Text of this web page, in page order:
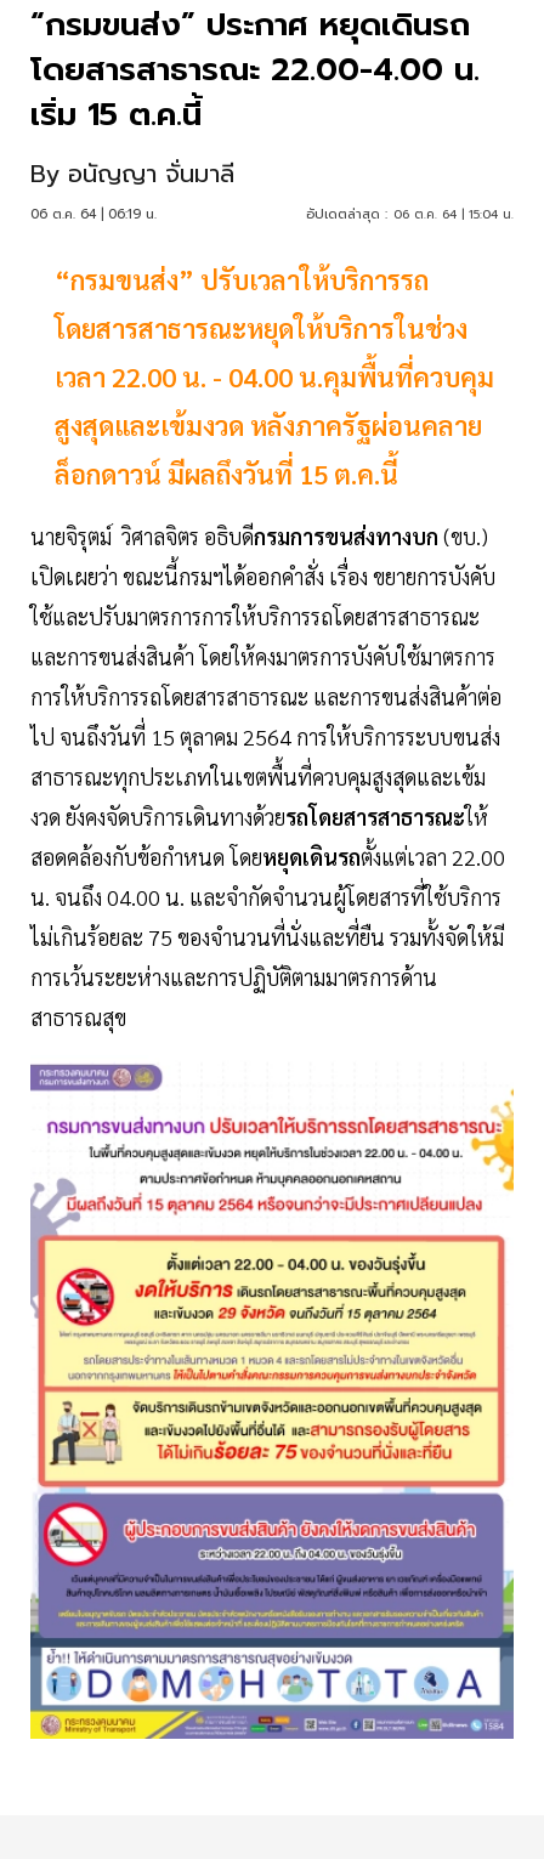
“กรมขนส่ง” ประกาศ หยุดเดินรถ
โดยสารสาธารณะ 22.00-4.00 น.
เริ่ม 15 ต.ค.นี้
By อนัญญา จั่นมาลี
06 ต.ค. 64 | 06:19 น. อัปเดตล่าสุด : 06 ต.ค. 64 | 15:04 น.
“กรมขนส่ง” ปรับเวลาให้บริการรถ
โดยสารสาธารณะหยุดให้บริการในช่วง
เวลา 22.00 น. - 04.00 น.คุมพื้นที่ควบคุม
สูงสุดและเข้มงวด หลังภาครัฐผ่อนคลาย
ล็อกดาวน์ มีผลถึงวันที่ 15 ต.ค.นี้
นายจิรุตม์ วิศาลจิตร อธิบดีกรมการขนส่งทางบก (ขบ.)
เปิดเผยว่า ขณะนี้กรมฯได้ออกคำสั่ง เรื่อง ขยายการบังคับ
ใช้และปรับมาตรการการให้บริการรถโดยสารสาธารณะ
และการขนส่งสินค้า โดยให้คงมาตรการบังคับใช้มาตรการ
การให้บริการรถโดยสารสาธารณะ และการขนส่งสินค้าต่อ
ไป จนถึงวันที่ 15 ตุลาคม 2564 การให้บริการระบบขนส่ง
สาธารณะทุกประเภทในเขตพื้นที่ควบคุมสูงสุดและเข้ม
งวด ยังคงจัดบริการเดินทางด้วยรถโดยสารสาธารณะให้
สอดคล้องกับข้อกำหนด โดยหยุดเดินรถตั้งแต่เวลา 22.00
น. จนถึง 04.00 น. และจำกัดจำนวนผู้โดยสารที่ใช้บริการ
ไม่เกินร้อยละ 75 ของจำนวนที่นั่งและที่ยืน รวมทั้งจัดให้มี
การเว้นระยะห่างและการปฏิบัติตามมาตรการด้าน
สาธารณสุข